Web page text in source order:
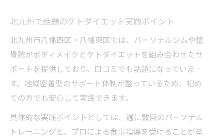
北九州で話題のケトダイエット実践ポイント
北九州市八幡西区・八幡東区では、パーソナルジムや整
骨院がボディメイクとケトダイエットを組み合わせたサ
ポートを提供しており、口コミでも話題になっていま
す。地域密着型のサポート体制が整っているため、初め
ての方でも安心して実践できます。
具体的な実践ポイントとしては、週に数回のパーソナル
トレーニングと、プロによる食事指導を受けることが挙